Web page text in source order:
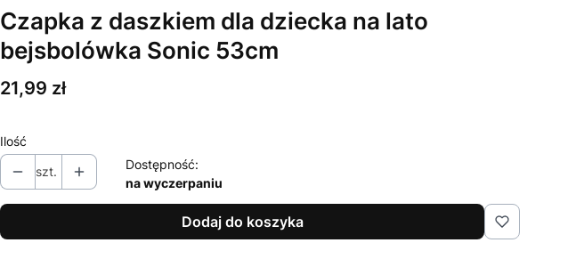
Czapka z daszkiem dla dziecka na lato
bejsbolówka Sonic 53cm
Cena
21,99 zł
Ilość
szt.
Dostępność:
na wyczerpaniu
Dodaj do koszyka